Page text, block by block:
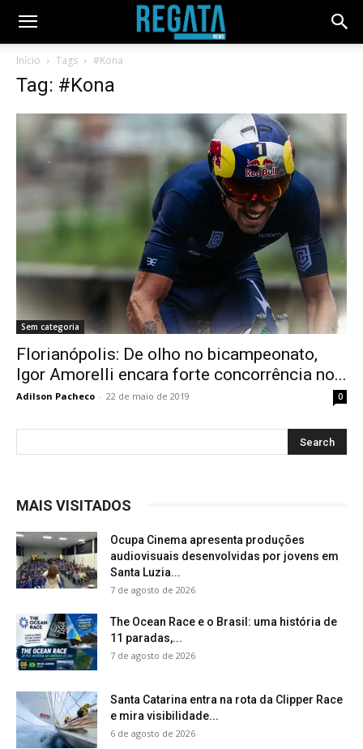
Início Tags #Kona
Tag: #Kona
Sem categoria
Florianópolis: De olho no bicampeonato,
Igor Amorelli encara forte concorrência no...
Adilson Pacheco - 22 de maio de 2019 0
MAIS VISITADOS
Ocupa Cinema apresenta produções
audiovisuais desenvolvidas por jovens em
Santa Luzia...
7 de agosto de 2026
The Ocean Race e o Brasil: uma história de
11 paradas,...
7 de agosto de 2026
Santa Catarina entra na rota da Clipper Race
e mira visibilidade...
6 de agosto de 2026